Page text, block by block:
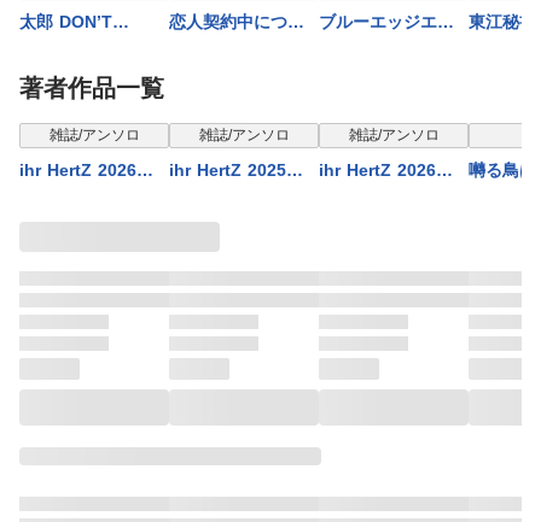
太郎 DON’T
ペーパー付】
恋人契約中につき
ブルーエッジエン
東江秘書
著者作品一覧
表示制限中
雑誌/アンソロ
ihr HertZ 2026年7
表示制限中
雑誌/アンソロ
ihr HertZ 2025年9
表示制限中
雑誌/アンソロ
ihr HertZ 2026年3
表示
囀る鳥